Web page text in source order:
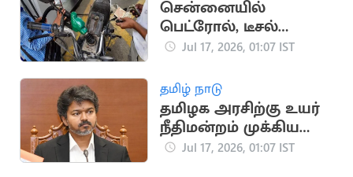
சென்னையில்
பெட்ரோல், டீசல்
விலையில் மாற்றம்
Jul 17, 2026, 01:07 IST
தமிழ் நாடு
தமிழக அரசிற்கு உயர்
நீதிமன்றம் முக்கிய
அறிவுறுத்தல்
Jul 17, 2026, 01:07 IST